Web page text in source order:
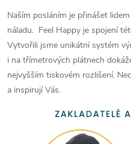
Naším posláním je přinášet
náladu. Feel Happy je spojení
Vytvořili jsme unikátní systém
i na třímetrových plátnech
nejvyšším tiskovém rozlišení.
a inspirují Vás.